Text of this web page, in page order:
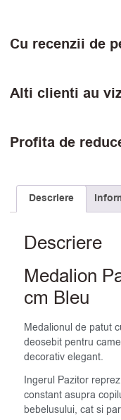
Cu recenzii de
Alti clienti au
Profita de
Descriere
Descriere
Medalion
cm Bleu
Medalionul de patut
deosebit pentru
decorativ elegant.
Ingerul Pazitor
constant asupra
bebelusului, cat si